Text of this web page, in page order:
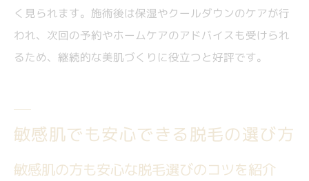
く見られます。施術後は保湿やクールダウンのケアが行
われ、次回の予約やホームケアのアドバイスも受けられ
るため、継続的な美肌づくりに役立つと好評です。
敏感肌でも安心できる脱毛の選び方
敏感肌の方も安心な脱毛選びのコツを紹介